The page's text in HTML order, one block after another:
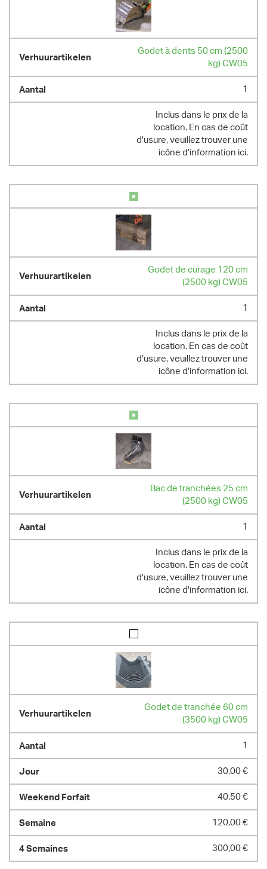
Godet à dents 50 cm (2500
kg) CW05
1
Inclus dans le prix de la
location. En cas de coût
d'usure, veuillez trouver une
icône d'information ici.
Godet de curage 120 cm
(2500 kg) CW05
1
Inclus dans le prix de la
location. En cas de coût
d'usure, veuillez trouver une
icône d'information ici.
Bac de tranchées 25 cm
(2500 kg) CW05
1
Inclus dans le prix de la
location. En cas de coût
d'usure, veuillez trouver une
icône d'information ici.
Godet de tranchée 60 cm
(3500 kg) CW05
1
30,00 €
40,50 €
120,00 €
300,00 €